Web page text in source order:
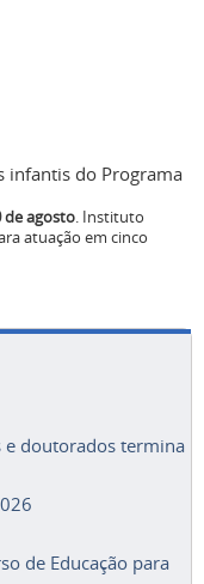
infantis do Programa
de agosto. Instituto
atuação em cinco
e doutorados termina
de Educação para